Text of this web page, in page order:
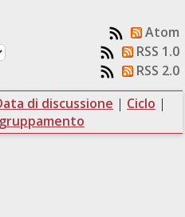
Atom
RSS 1.0
RSS 2.0
di discussione | Ciclo |